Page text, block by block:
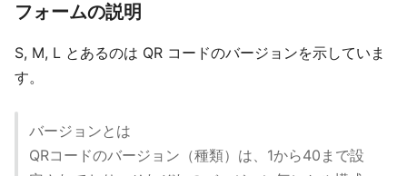
フォームの説明
S, M, L とあるのは QR コードのバージョンを示していま
す。
バージョンとは
QRコードのバージョン（種類）は、1から40まで設